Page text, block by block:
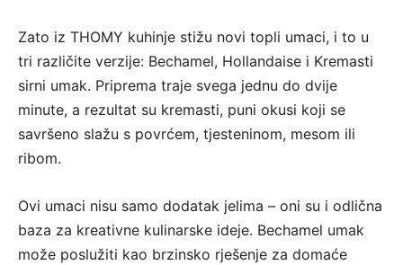
Zato iz THOMY kuhinje stižu novi topli umaci, i to u
tri različite verzije: Bechamel, Hollandaise i Kremasti
sirni umak. Priprema traje svega jednu do dvije
minute, a rezultat su kremasti, puni okusi koji se
savršeno slažu s povrćem, tjesteninom, mesom ili
ribom.
Ovi umaci nisu samo dodatak jelima – oni su i odlična
baza za kreativne kulinarske ideje. Bechamel umak
može poslužiti kao brzinsko rješenje za domaće